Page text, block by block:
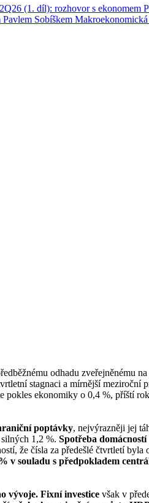
(1. díl): rozhovor s ekonomem
Sobíškem
odhadu zveřejněnému
stagnaci a mírnější meziroční
ekonomiky o 0,4 %, příští
poptávky, nejvýrazněji jej
1,2 %. Spotřeba
že čísla za předešlé čtvrtletí byla
v souladu s předpokladem
vývoje. Fixní investice však v